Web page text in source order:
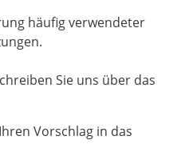
häufig verwendeter
Sie uns über das
Vorschlag in das